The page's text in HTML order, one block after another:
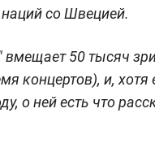
со Швецией.
вмещает 50 тысяч
концертов), и, хотя
о ней есть что